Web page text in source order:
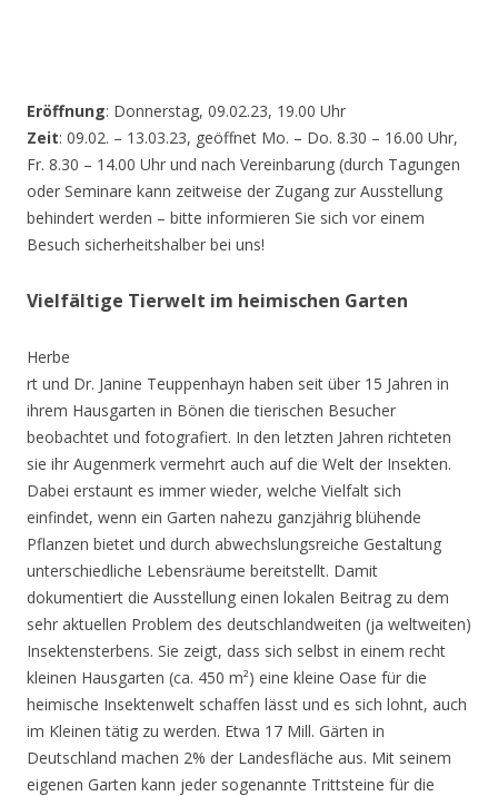
Eröffnung: Donnerstag, 09.02.23, 19.00 Uhr
Zeit: 09.02. – 13.03.23, geöffnet Mo. – Do. 8.30 – 16.00 Uhr,
Fr. 8.30 – 14.00 Uhr und nach Vereinbarung (durch Tagungen
oder Seminare kann zeitweise der Zugang zur Ausstellung
behindert werden – bitte informieren Sie sich vor einem
Besuch sicherheitshalber bei uns!
Vielfältige Tierwelt im heimischen Garten
Herbe
rt und Dr. Janine Teuppenhayn haben seit über 15 Jahren in
ihrem Hausgarten in Bönen die tierischen Besucher
beobachtet und fotografiert. In den letzten Jahren richteten
sie ihr Augenmerk vermehrt auch auf die Welt der Insekten.
Dabei erstaunt es immer wieder, welche Vielfalt sich
einfindet, wenn ein Garten nahezu ganzjährig blühende
Pflanzen bietet und durch abwechslungsreiche Gestaltung
unterschiedliche Lebensräume bereitstellt. Damit
dokumentiert die Ausstellung einen lokalen Beitrag zu dem
sehr aktuellen Problem des deutschlandweiten (ja weltweiten)
Insektensterbens. Sie zeigt, dass sich selbst in einem recht
kleinen Hausgarten (ca. 450 m²) eine kleine Oase für die
heimische Insektenwelt schaffen lässt und es sich lohnt, auch
im Kleinen tätig zu werden. Etwa 17 Mill. Gärten in
Deutschland machen 2% der Landesfläche aus. Mit seinem
eigenen Garten kann jeder sogenannte Trittsteine für die